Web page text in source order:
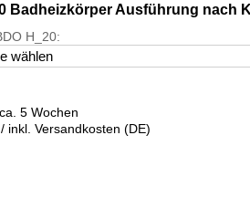
Badheizkörper Ausführung nach
H_20:
5 Wochen
inkl. Versandkosten (DE)